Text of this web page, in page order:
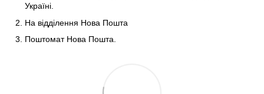
Україні.
На відділення Нова Пошта
Поштомат Нова Пошта.